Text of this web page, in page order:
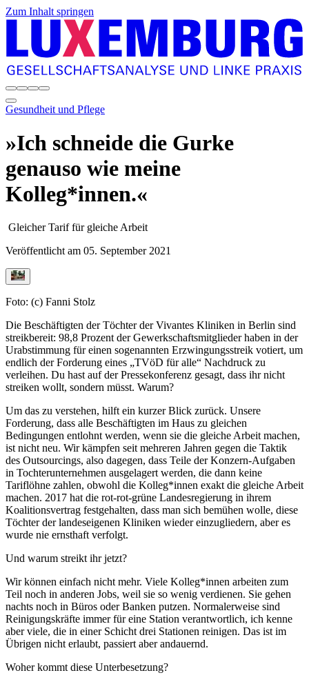
Zum Inhalt springen
Gesundheit und Pflege
»Ich schneide die Gurke
genauso wie meine
Kolleg*innen.«
Gleicher Tarif für gleiche Arbeit
Veröffentlicht am 05. September 2021
Foto: (c) Fanni Stolz
Die Beschäftigten der Töchter der Vivantes Kliniken in Berlin sind
streikbereit: 98,8 Prozent der Gewerkschaftsmitglieder haben in der
Urabstimmung für einen sogenannten Erzwingungsstreik votiert, um
endlich der Forderung eines „TVöD für alle“ Nachdruck zu
verleihen. Du hast auf der Pressekonferenz gesagt, dass ihr nicht
streiken wollt, sondern müsst. Warum?
Um das zu verstehen, hilft ein kurzer Blick zurück. Unsere
Forderung, dass alle Beschäftigten im Haus zu gleichen
Bedingungen entlohnt werden, wenn sie die gleiche Arbeit machen,
ist nicht neu. Wir kämpfen seit mehreren Jahren gegen die Taktik
des Outsourcings, also dagegen, dass Teile der Konzern-Aufgaben
in Tochterunternehmen ausgelagert werden, die dann keine
Tariflöhne zahlen, obwohl die Kolleg*innen exakt die gleiche Arbeit
machen. 2017 hat die rot-rot-grüne Landesregierung in ihrem
Koalitionsvertrag festgehalten, dass man sich bemühen wolle, diese
Töchter der landeseigenen Kliniken wieder einzugliedern, aber es
wurde nie ernsthaft verfolgt.
Und warum streikt ihr jetzt?
Wir können einfach nicht mehr. Viele Kolleg*innen arbeiten zum
Teil noch in anderen Jobs, weil sie so wenig verdienen. Sie gehen
nachts noch in Büros oder Banken putzen. Normalerweise sind
Reinigungskräfte immer für eine Station verantwortlich, ich kenne
aber viele, die in einer Schicht drei Stationen reinigen. Das ist im
Übrigen nicht erlaubt, passiert aber andauernd.
Woher kommt diese Unterbesetzung?